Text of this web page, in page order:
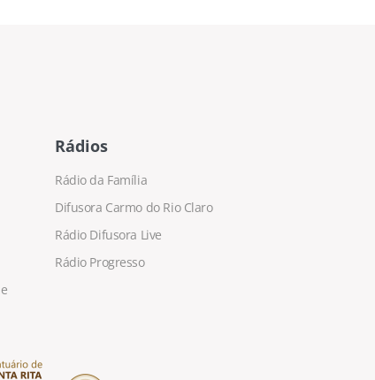
Rádios
Rádio da Família
Difusora Carmo do Rio Claro
Rádio Difusora Live
Rádio Progresso